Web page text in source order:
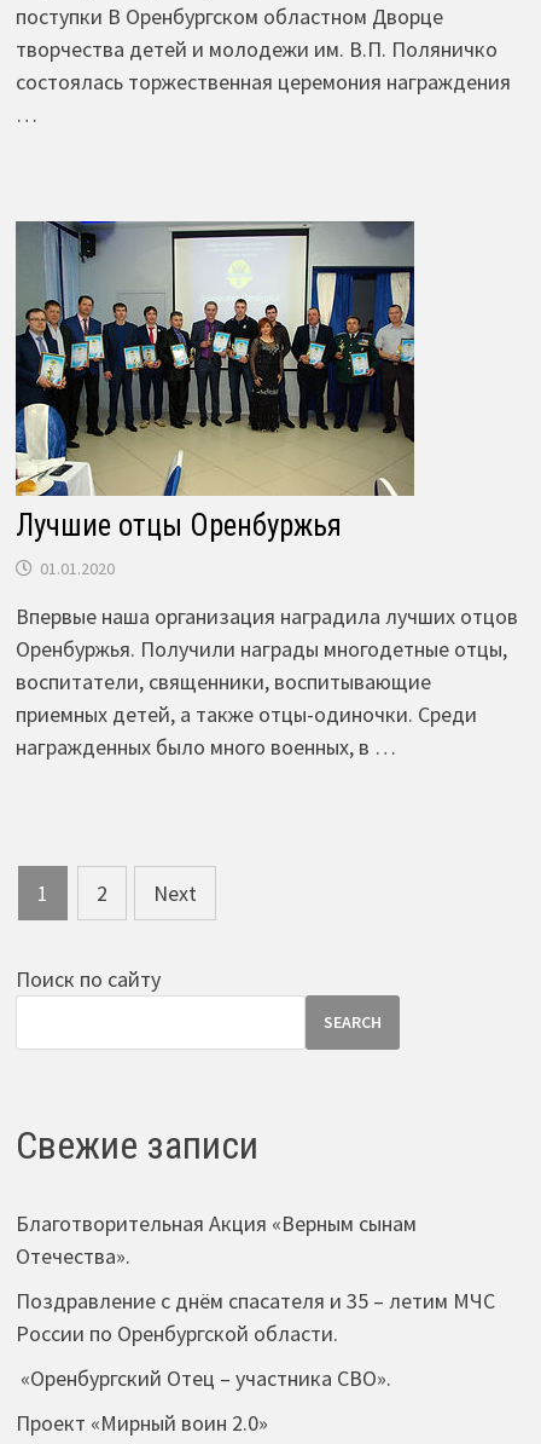
поступки В Оренбургском областном Дворце
творчества детей и молодежи им. В.П. Поляничко
состоялась торжественная церемония награждения
…
Лучшие отцы Оренбуржья
01.01.2020
Впервые наша организация наградила лучших отцов
Оренбуржья. Получили награды многодетные отцы,
воспитатели, священники, воспитывающие
приемных детей, а также отцы-одиночки. Среди
награжденных было много военных, в …
Posts
pagination
1 2 Next
Поиск по сайту
SEARCH
Свежие записи
Благотворительная Акция «Верным сынам
Отечества».
Поздравление с днём спасателя и 35 – летим МЧС
России по Оренбургской области.
«Оренбургский Отец – участника СВО».
Проект «Мирный воин 2.0»